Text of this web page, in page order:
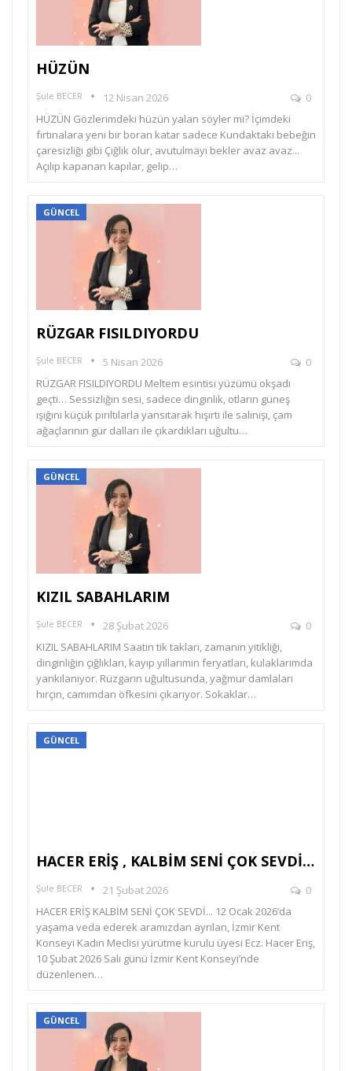
HÜZÜN
Şule BECER 12 Nisan 2026
0
HÜZÜN Gözlerimdeki hüzün yalan söyler mi? İçimdeki
fırtınalara yeni bir boran katar sadece Kundaktaki bebeğin
çaresizliği gibi Çığlık olur, avutulmayı bekler avaz avaz...
Açılıp kapanan kapılar, gelip…
GÜNCEL
RÜZGAR FISILDIYORDU
Şule BECER 5 Nisan 2026
0
RÜZGAR FISILDIYORDU Meltem esintisi yüzümü okşadı
geçti… Sessizliğin sesi, sadece dinginlik, otların güneş
ışığını küçük pırıltılarla yansıtarak hışırtı ile salınışı, çam
ağaçlarının gür dalları ile çıkardıkları uğultu…
GÜNCEL
KIZIL SABAHLARIM
Şule BECER 28 Şubat 2026
0
KIZIL SABAHLARIM Saatin tik takları, zamanın yitikliği,
dinginliğin çığlıkları, kayıp yıllarımın feryatları, kulaklarımda
yankılanıyor. Rüzgarın uğultusunda, yağmur damlaları
hırçın, camımdan öfkesini çıkarıyor. Sokaklar…
GÜNCEL
HACER ERİŞ , KALBİM SENİ ÇOK SEVDİ…
Şule BECER 21 Şubat 2026
0
HACER ERİŞ KALBİM SENİ ÇOK SEVDİ... 12 Ocak 2026’da
yaşama veda ederek aramızdan ayrılan, İzmir Kent
Konseyi Kadın Meclisi yürütme kurulu üyesi Ecz. Hacer Eriş,
10 Şubat 2026 Salı günü İzmir Kent Konseyi’nde
düzenlenen…
GÜNCEL